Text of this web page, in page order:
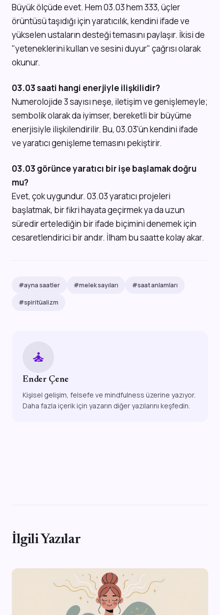
Büyük ölçüde evet. Hem 03.03 hem 333, üçler
örüntüsü taşıdığı için yaratıcılık, kendini ifade ve
yükselen ustaların desteği temasını paylaşır. İkisi de
"yeteneklerini kullan ve sesini duyur" çağrısı olarak
okunur.
03.03 saati hangi enerjiyle ilişkilidir?
Numerolojide 3 sayısı neşe, iletişim ve genişlemeyle;
sembolik olarak da iyimser, bereketli bir büyüme
enerjisiyle ilişkilendirilir. Bu, 03.03'ün kendini ifade
ve yaratıcı genişleme temasını pekiştirir.
03.03 görünce yaratıcı bir işe başlamak doğru
mu?
Evet, çok uygundur. 03.03 yaratıcı projeleri
başlatmak, bir fikri hayata geçirmek ya da uzun
süredir ertelediğin bir ifade biçimini denemek için
cesaretlendirici bir andır. İlham bu saatte kolay akar.
#ayna saatler #melek sayıları #saat anlamları
#spiritüalizm
self_improvement
Ender Çene
Kişisel gelişim, felsefe ve mindfulness üzerine yazıyor.
Daha fazla içerik için yazarın diğer yazılarını keşfedin.
İlgili Yazılar